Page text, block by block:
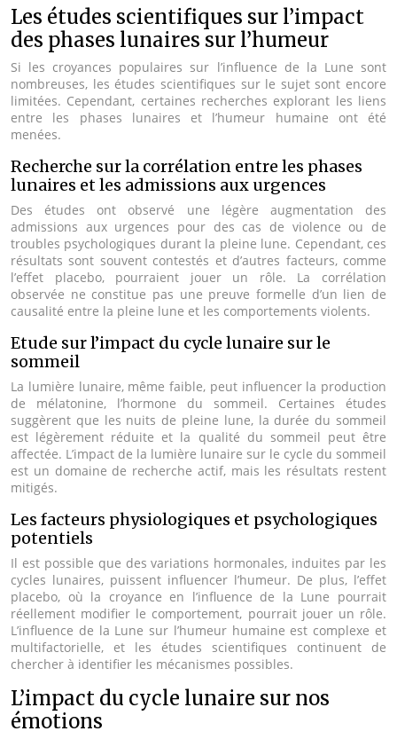
Les études scientifiques sur l’impact
des phases lunaires sur l’humeur
Si les croyances populaires sur l’influence de la Lune sont
nombreuses, les études scientifiques sur le sujet sont encore
limitées. Cependant, certaines recherches explorant les liens
entre les phases lunaires et l’humeur humaine ont été
menées.
Recherche sur la corrélation entre les phases
lunaires et les admissions aux urgences
Des études ont observé une légère augmentation des
admissions aux urgences pour des cas de violence ou de
troubles psychologiques durant la pleine lune. Cependant, ces
résultats sont souvent contestés et d’autres facteurs, comme
l’effet placebo, pourraient jouer un rôle. La corrélation
observée ne constitue pas une preuve formelle d’un lien de
causalité entre la pleine lune et les comportements violents.
Etude sur l’impact du cycle lunaire sur le
sommeil
La lumière lunaire, même faible, peut influencer la production
de mélatonine, l’hormone du sommeil. Certaines études
suggèrent que les nuits de pleine lune, la durée du sommeil
est légèrement réduite et la qualité du sommeil peut être
affectée. L’impact de la lumière lunaire sur le cycle du sommeil
est un domaine de recherche actif, mais les résultats restent
mitigés.
Les facteurs physiologiques et psychologiques
potentiels
Il est possible que des variations hormonales, induites par les
cycles lunaires, puissent influencer l’humeur. De plus, l’effet
placebo, où la croyance en l’influence de la Lune pourrait
réellement modifier le comportement, pourrait jouer un rôle.
L’influence de la Lune sur l’humeur humaine est complexe et
multifactorielle, et les études scientifiques continuent de
chercher à identifier les mécanismes possibles.
L’impact du cycle lunaire sur nos
émotions